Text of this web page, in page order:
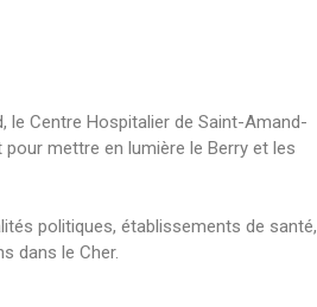
, le Centre Hospitalier de Saint-Amand-
pour mettre en lumière le Berry et les
politiques, établissements de santé,
dans le Cher.